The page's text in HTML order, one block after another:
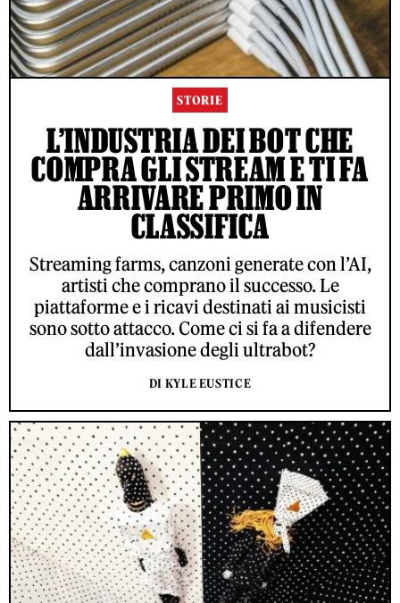
STORIE
L’INDUSTRIA DEI BOT CHE
COMPRA GLI STREAM E TI FA
ARRIVARE PRIMO IN
CLASSIFICA
Streaming farms, canzoni generate con l’AI,
artisti che comprano il successo. Le
piattaforme e i ricavi destinati ai musicisti
sono sotto attacco. Come ci si fa a difendere
dall’invasione degli ultrabot?
DI KYLE EUSTICE